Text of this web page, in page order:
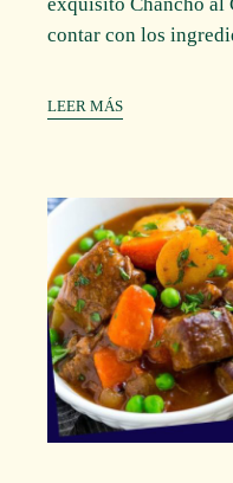
exquisito Chancho al
contar con los
LEER MÁS